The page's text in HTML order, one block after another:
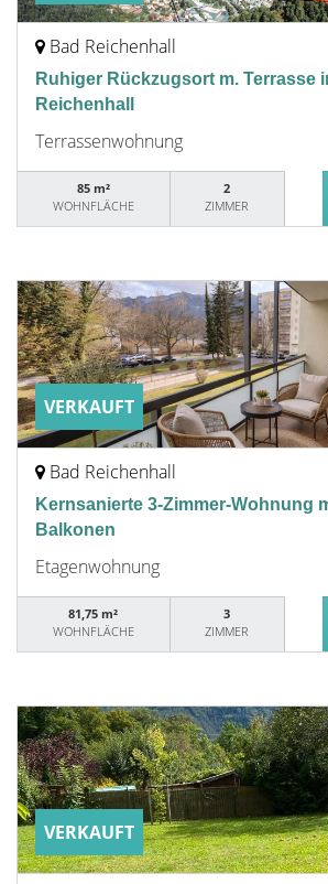
Bad Reichenhall
Ruhiger Rückzugsort m. Terrasse
Reichenhall
Terrassenwohnung
85 m²
WOHNFLÄCHE
2
ZIMMER
VERKAUFT
Bad Reichenhall
Kernsanierte 3-Zimmer-Wohnung
Balkonen
Etagenwohnung
81,75 m²
WOHNFLÄCHE
3
ZIMMER
VERKAUFT